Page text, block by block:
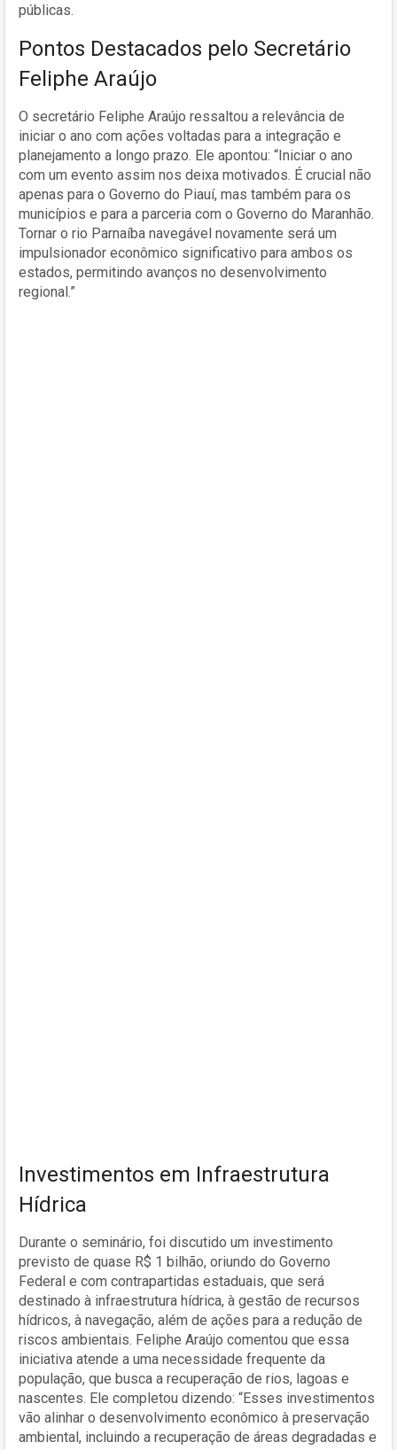
públicas.
Pontos Destacados pelo Secretário
Feliphe Araújo
O secretário Feliphe Araújo ressaltou a relevância de
iniciar o ano com ações voltadas para a integração e
planejamento a longo prazo. Ele apontou: “Iniciar o ano
com um evento assim nos deixa motivados. É crucial não
apenas para o Governo do Piauí, mas também para os
municípios e para a parceria com o Governo do Maranhão.
Tornar o rio Parnaíba navegável novamente será um
impulsionador econômico significativo para ambos os
estados, permitindo avanços no desenvolvimento
regional.”
Investimentos em Infraestrutura
Hídrica
Durante o seminário, foi discutido um investimento
previsto de quase R$ 1 bilhão, oriundo do Governo
Federal e com contrapartidas estaduais, que será
destinado à infraestrutura hídrica, à gestão de recursos
hídricos, à navegação, além de ações para a redução de
riscos ambientais. Feliphe Araújo comentou que essa
iniciativa atende a uma necessidade frequente da
população, que busca a recuperação de rios, lagoas e
nascentes. Ele completou dizendo: “Esses investimentos
vão alinhar o desenvolvimento econômico à preservação
ambiental, incluindo a recuperação de áreas degradadas e